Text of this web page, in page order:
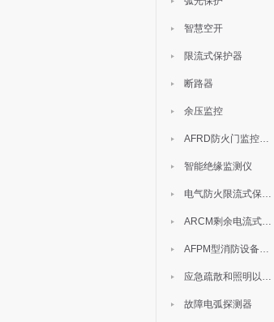
智慧空开
限流式保护器
断路器
余压监控
AFRD防火门监控模块
智能绝缘监测仪
电气防火限流式保护器
ARCM剩余电流式电气火灾监控装置
AFPM型消防设备电源监控系统
应急疏散和照明以及灯具
故障电弧探测器